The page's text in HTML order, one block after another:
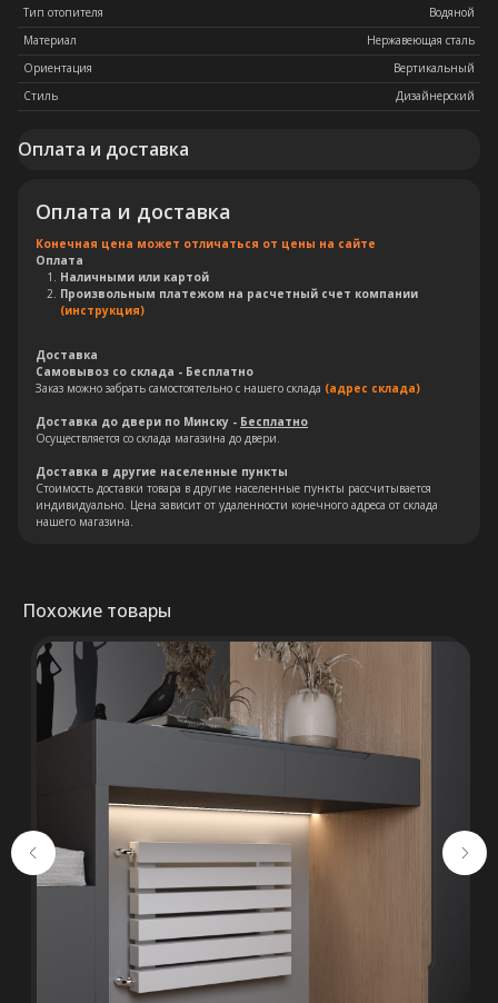
Тип отопителя
Водяной
Материал
Нержавеющая сталь
Ориентация
Вертикальный
Стиль
Дизайнерский
Оплата и доставка
Оплата и доставка
Конечная цена может отличаться от цены на сайте
Оплата
Наличными или картой
Произвольным платежом на расчетный счет компании
(инструкция)
Доставка
Самовывоз со склада - Бесплатно
Заказ можно забрать самостоятельно с нашего склада (адрес склада)
Доставка до двери по Минску - Бесплатно
Осуществляется со склада магазина до двери.
Доставка в другие населенные пункты
Стоимость доставки товара в другие населенные пункты рассчитывается
индивидуально. Цена зависит от удаленности конечного адреса от склада
нашего магазина.
Похожие товары
Остались вопросы?
Оставьте свои контакты. Наш
правильный выбор.
Консультация
+375 (29) 652 34 03
ООО «ТермоАльянс», РБ, 220062, г.
Минск пр-т Победителей 131, оф.68 УНП
692071529, р/с BY38 ALFA 3012 2327
5000 2027 0000, в ЗАО «Альфа-Банк»,
код ALFABY2X, 220013 г. Минск, ул.
Сурганова, 43-47